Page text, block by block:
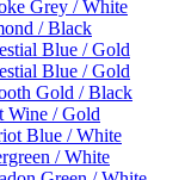
Grey / White
/ Black
Blue / Gold
Blue / Gold
Gold / Black
Wine / Gold
Blue / White
/ White